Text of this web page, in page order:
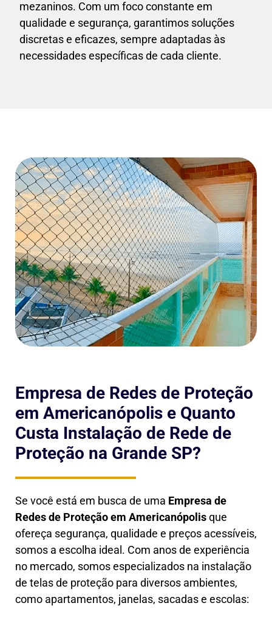
mezaninos. Com um foco constante em
qualidade e segurança, garantimos soluções
discretas e eficazes, sempre adaptadas às
necessidades específicas de cada cliente.
Empresa de Redes de Proteção
em Americanópolis e Quanto
Custa Instalação de Rede de
Proteção na Grande SP?
Se você está em busca de uma Empresa de
Redes de Proteção em Americanópolisque
ofereça segurança, qualidade e preços acessíveis,
somos a escolha ideal. Com anos de experiência
no mercado, somos especializados na instalação
de telas de proteção para diversos ambientes,
como apartamentos, janelas, sacadas e escolas: